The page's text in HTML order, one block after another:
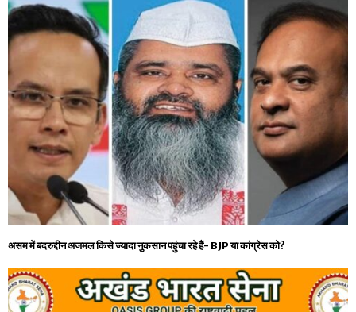
असम में बदरुद्दीन अजमल किसे ज्यादा नुकसान पहुंचा रहे हैं- BJP या कांग्रेस को?